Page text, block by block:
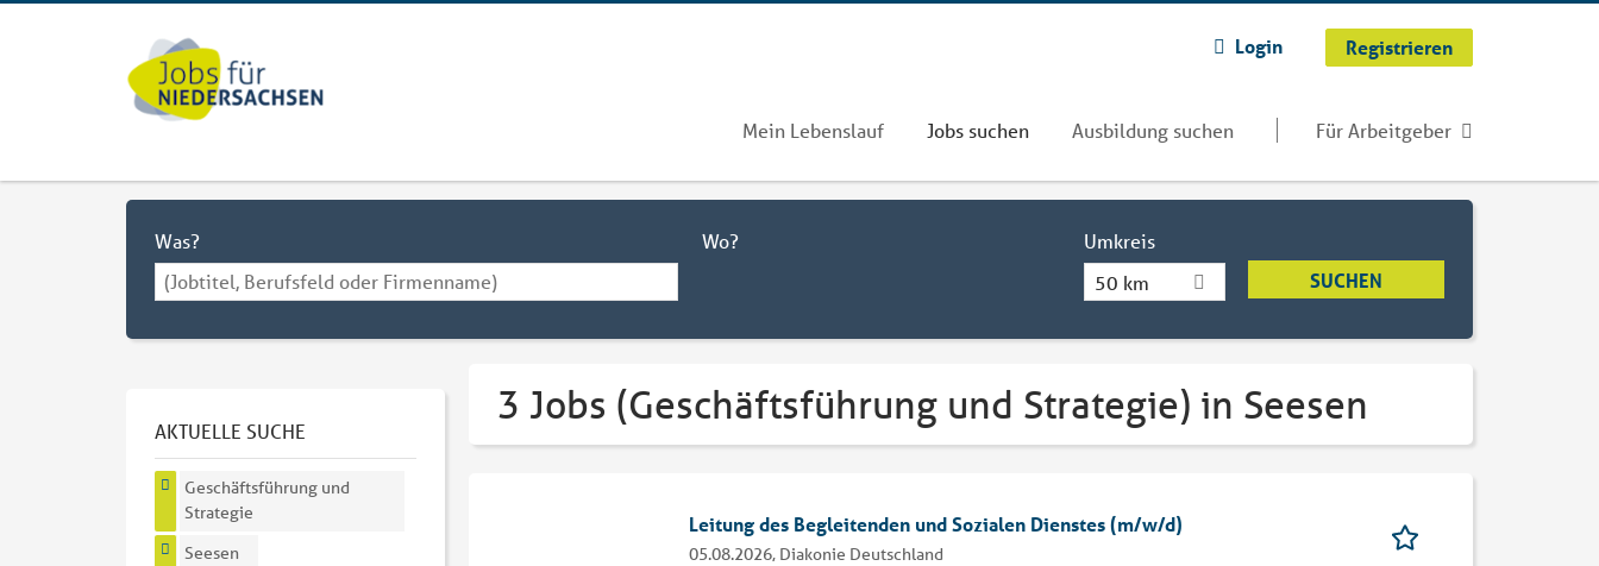
Login Registrieren
Mein Lebenslauf Jobs suchen Ausbildung suchen Für Arbeitgeber
Was? Wo?
Umkreis
50 km
3 Jobs (Geschäftsführung und Strategie) in Seesen
Leitung des Begleitenden und Sozialen Dienstes (m/w/d)
05.08.2026, Diakonie Deutschland
AKTUELLE SUCHE
Geschäftsführung und
Strategie
Seesen